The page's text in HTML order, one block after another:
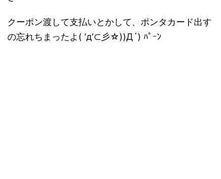
クーポン渡して支払いとかして、ポンタカード出す
の忘れちまったよ( ‘д‘⊂彡☆))Д´) ﾊﾟｰﾝ